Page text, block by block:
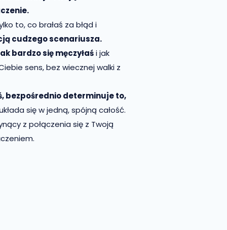
to, co brałaś za błąd i
cudzego scenariusza.
bardzo się męczyłaśi jak
sens, bez wiecznej walki z
bezpośrednio determinuje to,
się w jedną, spójną całość.
z połączenia się z Twoją